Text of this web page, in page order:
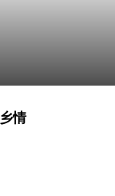
情